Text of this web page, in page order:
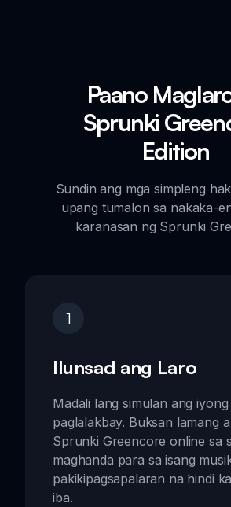
Paano
Sprunki
Edition
Sundin ang mga simpleng
upang tumalon sa nakaka-
karanasan ng Sprunki
1
Ilunsad ang Laro
Madali lang simulan ang iyong
paglalakbay. Buksan lamang
Sprunki Greencore online sa
maghanda para sa isang
pakikipagsapalaran na hindi
iba.